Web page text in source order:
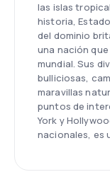
las islas
historia,
del dominio
una nación
mundial. Sus
bulliciosas,
maravillas
puntos de
York y
nacionales, es